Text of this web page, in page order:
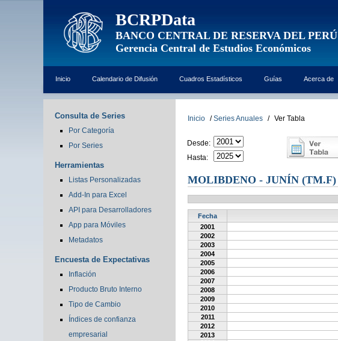
BCRPData
BANCO CENTRAL DE RESERVA DEL PERÚ
Gerencia Central de Estudios Económicos
Inicio Calendario de Difusión Cuadros Estadísticos Guías Acerca de
Consulta de Series
Por Categoría
Por Series
Herramientas
Listas Personalizadas
Add-In para Excel
API para Desarrolladores
App para Móviles
Metadatos
Encuesta de Expectativas
Inflación
Producto Bruto Interno
Tipo de Cambio
Índices de confianza
empresarial
Inicio / Series Anuales / Ver Tabla
Desde:
Hasta:
MOLIBDENO - JUNÍN (TM.F)
Fecha
2001
2002
2003
2004
2005
2006
2007
2008
2009
2010
2011
2012
2013